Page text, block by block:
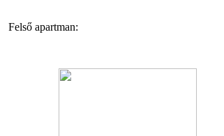
Felső apartman: